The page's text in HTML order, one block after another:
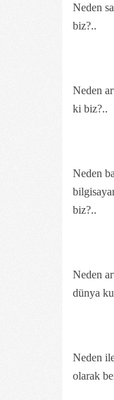
Neden
biz?..
Neden
ki biz?..
Neden
biz?..
Neden
dünya
Neden
olarak